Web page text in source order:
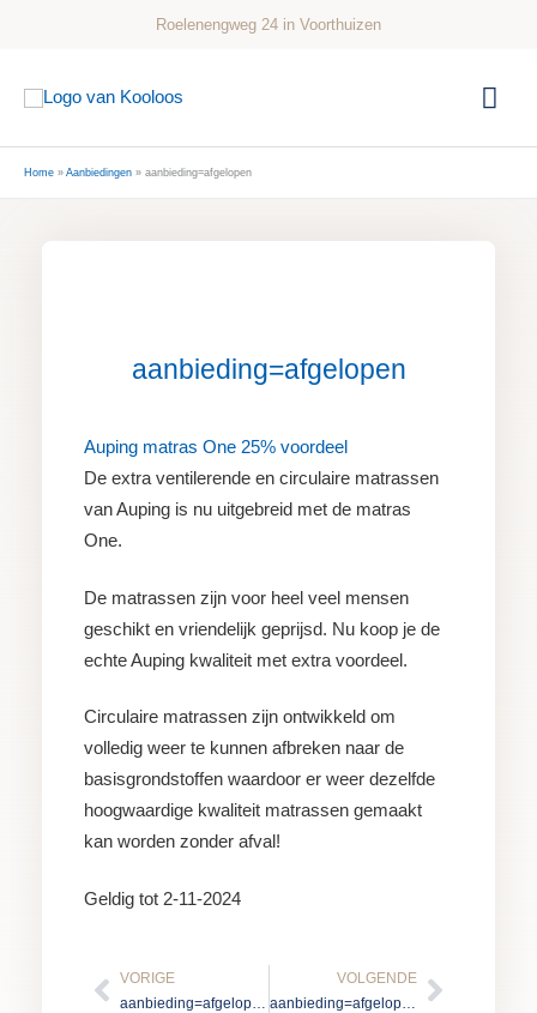
inhoud
Roelenengweg 24 in Voorthuizen
Home Aanbiedingen aanbieding=afgelopen
aanbieding=afgelopen
Auping matras One 25% voordeel
De extra ventilerende en circulaire matrassen
van Auping is nu uitgebreid met de matras
One.
De matrassen zijn voor heel veel mensen
geschikt en vriendelijk geprijsd. Nu koop je de
echte Auping kwaliteit met extra voordeel.
Circulaire matrassen zijn ontwikkeld om
volledig weer te kunnen afbreken naar de
basisgrondstoffen waardoor er weer dezelfde
hoogwaardige kwaliteit matrassen gemaakt
kan worden zonder afval!
Geldig tot 2-11-2024
Vorige
VORIGE
VOLGENDE
aanbieding=afgelopen